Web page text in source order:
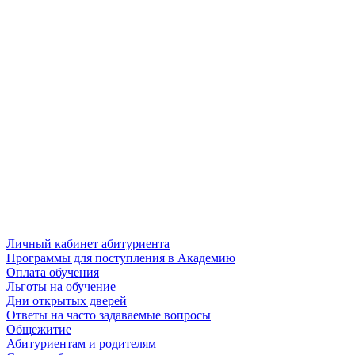
Личный кабинет абитуриента
Программы для поступления в Академию
Оплата обучения
Льготы на обучение
Дни открытых дверей
Ответы на часто задаваемые вопросы
Общежитие
Абитуриентам и родителям